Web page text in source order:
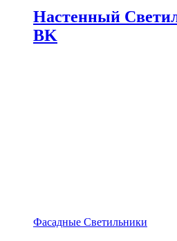
Настенный
BK
Фасадные Светильники